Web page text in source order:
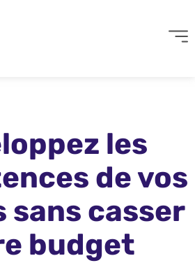
les
de vos
sans casser
budget